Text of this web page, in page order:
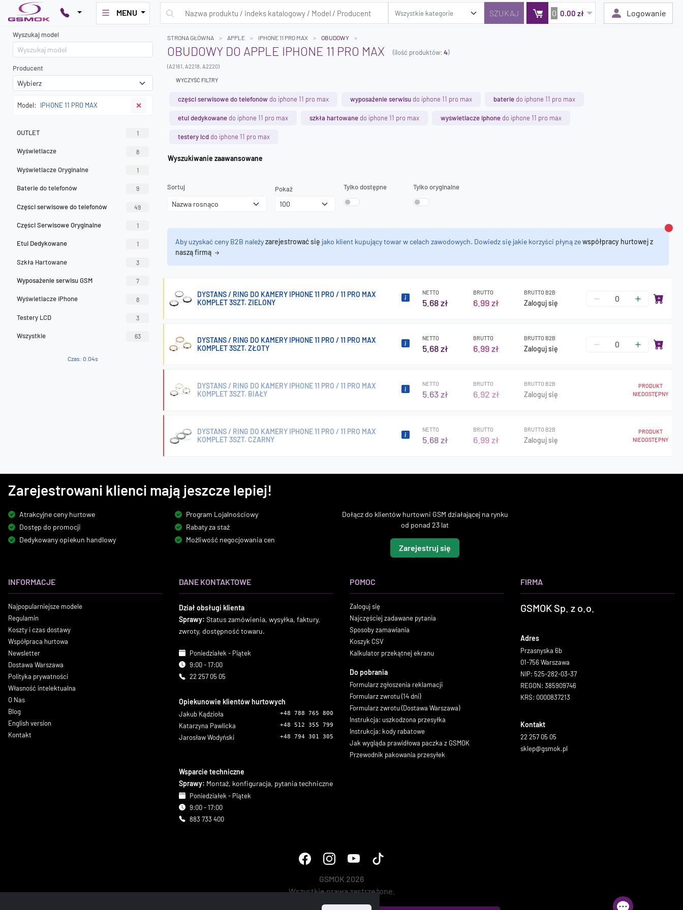
MENU 0 0.00 zł Logowanie
Wyszukaj model
Producent
Model: IPHONE 11 PRO MAX ✕
OUTLET 1
Wyświetlacze 8
Wyświetlacze Oryginalne 1
Baterie do telefonów 9
Części serwisowe do telefonów 49
Części Serwisowe Oryginalne 1
Etui Dedykowane 1
Szkła Hartowane 3
Wyposażenie serwisu GSM 7
Wyświetlacze iPhone 8
Testery LCD 3
Wszystkie 63
Czas: 0.04s
STRONA GŁÓWNA APPLE IPHONE 11 PRO MAX OBUDOWY
OBUDOWY DO APPLE IPHONE 11 PRO MAX (ilość produktów: 4)
(A2161, A2218, A2220)
WYCZYŚĆ FILTRY
części serwisowe do telefonów do iphone 11 pro max wyposażenie serwisu do iphone 11 pro max baterie do iphone 11 pro max
etui dedykowane do iphone 11 pro max szkła hartowane do iphone 11 pro max wyświetlacze iphone do iphone 11 pro max
testery lcd do iphone 11 pro max
Wyszukiwanie zaawansowane
Sortuj Pokaż Tylko dostępne Tylko oryginalne
Aby uzyskać ceny B2B należyzarejestrować się jako klient kupujący towar w celach zawodowych. Dowiedz się jakie korzyści płyną zewspółpracy hurtowej z
naszą firmą
DYSTANS / RING DO KAMERY IPHONE 11 PRO / 11 PRO MAX
KOMPLET 3SZT. ZIELONY
NETTO
5.68 zł
BRUTTO
6.99 zł
BRUTTO B2B
Zaloguj się
DYSTANS / RING DO KAMERY IPHONE 11 PRO / 11 PRO MAX
KOMPLET 3SZT. ZŁOTY
NETTO
5.68 zł
BRUTTO
6.99 zł
BRUTTO B2B
Zaloguj się
DYSTANS / RING DO KAMERY IPHONE 11 PRO / 11 PRO MAX
KOMPLET 3SZT. BIAŁY
NETTO
5.63 zł
BRUTTO
6.92 zł
BRUTTO B2B
Zaloguj się
PRODUKT
NIEDOSTĘPNY
DYSTANS / RING DO KAMERY IPHONE 11 PRO / 11 PRO MAX
KOMPLET 3SZT. CZARNY
NETTO
5.68 zł
BRUTTO
6.99 zł
BRUTTO B2B
Zaloguj się
PRODUKT
NIEDOSTĘPNY
Zarejestrowani klienci mają jeszcze lepiej!
Atrakcyjne ceny hurtowe
Dostęp do promocji
Dedykowany opiekun handlowy
Program Lojalnościowy
Rabaty za staż
Możliwość negocjowania cen
Dołącz do klientów hurtowni GSM działającej na rynku
od ponad 23 lat
Zarejestruj się
INFORMACJE
Najpopularniejsze modele
Regulamin
Koszty i czas dostawy
Współpraca hurtowa
Newsletter
Dostawa Warszawa
Polityka prywatności
Własność intelektualna
O Nas
Blog
English version
Kontakt
DANE KONTAKTOWE
Dział obsługi klienta
Sprawy: Status zamówienia, wysyłka, faktury,
zwroty, dostępność towaru.
Poniedziałek - Piątek
9:00 - 17:00
22 257 05 05
Opiekunowie klientów hurtowych
Jakub Kądzioła +48 788 765 800
Katarzyna Pawlicka +48 512 355 799
Jarosław Wodyński +48 794 301 305
Wsparcie techniczne
Sprawy: Montaż, konfiguracja, pytania techniczne
Poniedziałek - Piątek
9:00 - 17:00
883 733 400
POMOC
Zaloguj się
Najczęściej zadawane pytania
Sposoby zamawiania
Koszyk CSV
Kalkulator przekątnej ekranu
Do pobrania
Formularz zgłoszenia reklamacji
Formularz zwrotu (14 dni)
Formularz zwrotu (Dostawa Warszawa)
Instrukcja: uszkodzona przesyłka
Instrukcja: kody rabatowe
Jak wygląda prawidłowa paczka z GSMOK
Przewodnik pakowania przesyłek
FIRMA
GSMOK Sp. z o.o.
Adres
Przasnyska 6b
01-756 Warszawa
NIP: 525-282-03-37
REGON: 385909746
KRS: 0000837213
Kontakt
22 257 05 05
sklep@gsmok.pl
GSMOK 2026
Wszystkie prawa zastrzeżone.